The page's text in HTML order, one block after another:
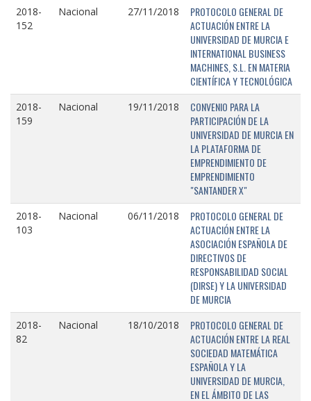
2018-
152
Nacional 27/11/2018
PROTOCOLO GENERAL DE
ACTUACIÓN ENTRE LA
UNIVERSIDAD DE MURCIA E
INTERNATIONAL BUSINESS
MACHINES, S.L. EN MATERIA
CIENTÍFICA Y TECNOLÓGICA
2018-
159
Nacional 19/11/2018
CONVENIO PARA LA
PARTICIPACIÓN DE LA
UNIVERSIDAD DE MURCIA EN
LA PLATAFORMA DE
EMPRENDIMIENTO DE
EMPRENDIMIENTO
"SANTANDER X"
2018-
103
Nacional 06/11/2018
PROTOCOLO GENERAL DE
ACTUACIÓN ENTRE LA
ASOCIACIÓN ESPAÑOLA DE
DIRECTIVOS DE
RESPONSABILIDAD SOCIAL
(DIRSE) Y LA UNIVERSIDAD
DE MURCIA
2018-
82
Nacional 18/10/2018
PROTOCOLO GENERAL DE
ACTUACIÓN ENTRE LA REAL
SOCIEDAD MATEMÁTICA
ESPAÑOLA Y LA
UNIVERSIDAD DE MURCIA,
EN EL ÁMBITO DE LAS